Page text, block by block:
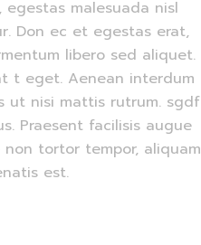
malesuada nisl
Don ec et egestas erat,
libero sed aliquet.
t eget. Aenean interdum
ut nisi mattis rutrum. sgdf
Praesent facilisis augue
tortor tempor, aliquam
est.